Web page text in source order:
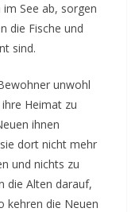
See ab, sorgen
die Fische und
sind.
unwohl
Heimat zu
ihnen
dort nicht mehr
und nichts zu
die Alten darauf,
kehren die Neuen